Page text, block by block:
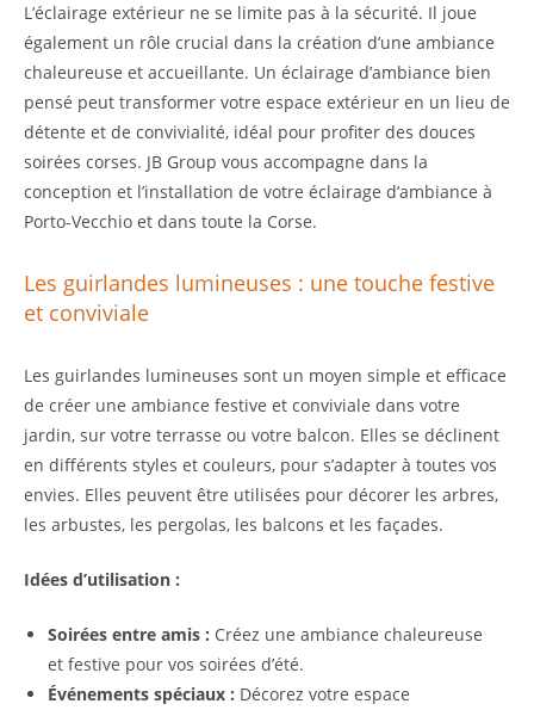
L’éclairage extérieur ne se limite pas à la sécurité. Il joue
également un rôle crucial dans la création d’une ambiance
chaleureuse et accueillante. Un éclairage d’ambiance bien
pensé peut transformer votre espace extérieur en un lieu de
détente et de convivialité, idéal pour profiter des douces
soirées corses. JB Group vous accompagne dans la
conception et l’installation de votre éclairage d’ambiance à
Porto-Vecchio et dans toute la Corse.
Les guirlandes lumineuses : une touche festive
et conviviale
Les guirlandes lumineuses sont un moyen simple et efficace
de créer une ambiance festive et conviviale dans votre
jardin, sur votre terrasse ou votre balcon. Elles se déclinent
en différents styles et couleurs, pour s’adapter à toutes vos
envies. Elles peuvent être utilisées pour décorer les arbres,
les arbustes, les pergolas, les balcons et les façades.
Idées d’utilisation :
Soirées entre amis : Créez une ambiance chaleureuse
et festive pour vos soirées d’été.
Événements spéciaux : Décorez votre espace